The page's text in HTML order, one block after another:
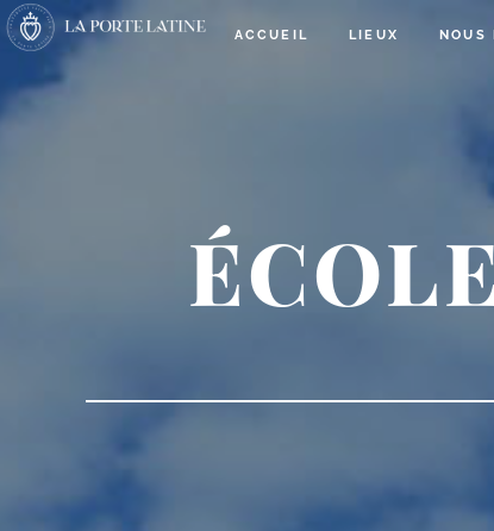
ACCUEIL LIEUX NOUS